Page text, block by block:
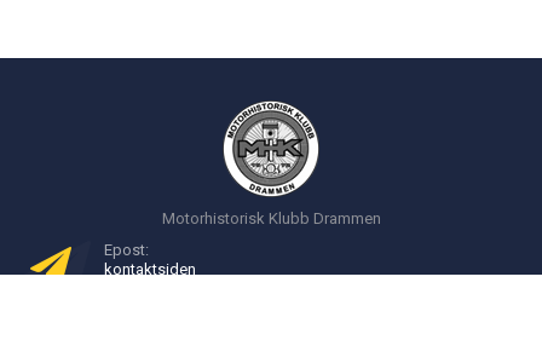
Motorhistorisk Klubb Drammen
Epost:
kontaktsiden